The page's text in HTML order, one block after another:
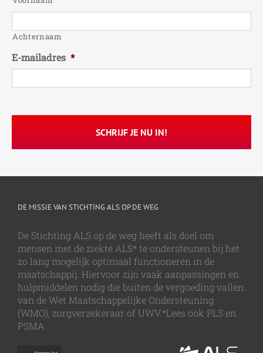
Achternaam
E-mailadres *
DE MISSIE VAN STICHTING ALS OP DE WEG
De Stichting ALS op de weg heeft als doel om
mensen met de ziekte ALS* te ondersteunen bij het
zo lang mogelijk optimaal functioneren in de
maatschappij. Hiervoor zijn vaak aanpassingen en
hulpmiddelen nodig die buiten de vergoeding vallen
van de Wet Maatschappelijke Ondersteuning
(WMO), zorgverzekeraar of UWV.*Lees ook PLS en
PSMA